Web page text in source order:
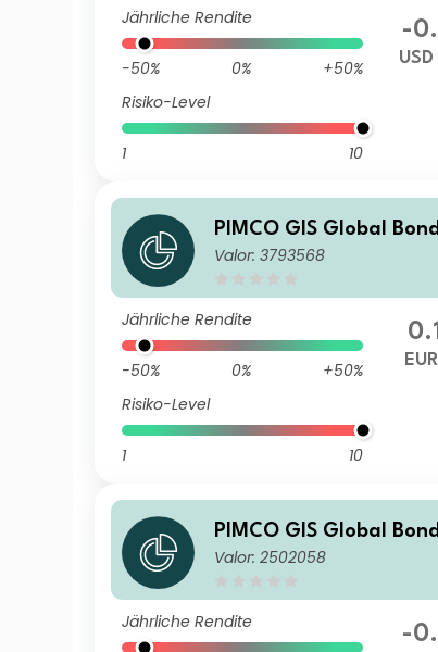
Jährliche Rendite
-50% 0%
+50%
Risiko-Level
1 10
-
PIMCO GIS Global
d E Class EUR (Hedged)
Valor: 3793568
Jährliche Rendite
-50% 0%
+50%
Risiko-Level
1 10
PIMCO GIS Global
d E Class EUR (Hedged)
Valor: 2502058
Jährliche Rendite -